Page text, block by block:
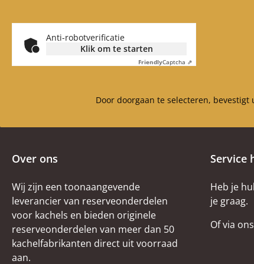
Anti-robotverificatie
Klik om te starten
FriendlyCaptcha ⇗
Door doorgaan te selecteren, bevestigt
Over ons
Wij zijn een toonaangevende
leverancier van reserveonderdelen
voor kachels en bieden originele
reserveonderdelen van meer dan 50
kachelfabrikanten direct uit voorraad
aan.
Service
Heb je
je graag.
Of via ons